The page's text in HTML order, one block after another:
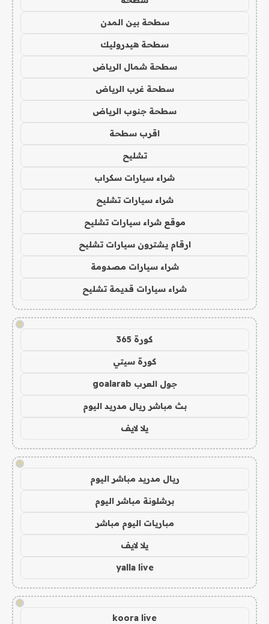
سطحة بين المدن
سطحة هيدروليك
سطحة شمال الرياض
سطحة غرب الرياض
سطحة جنوب الرياض
اقرب سطحة
تشليح
شراء سيارات سكراب
شراء سيارات تشليح
موقع شراء سيارات تشليح
ارقام يشترون سيارات تشليح
شراء سيارات مصدومة
شراء سيارات قديمة تشليح
!
كورة 365
كورة سيتي
جول العرب goalarab
بث مباشر ريال مدريد اليوم
يلا لايف
!
ريال مدريد مباشر اليوم
برشلونة مباشر اليوم
مباريات اليوم مباشر
يلا لايف
yalla live
!
koora live